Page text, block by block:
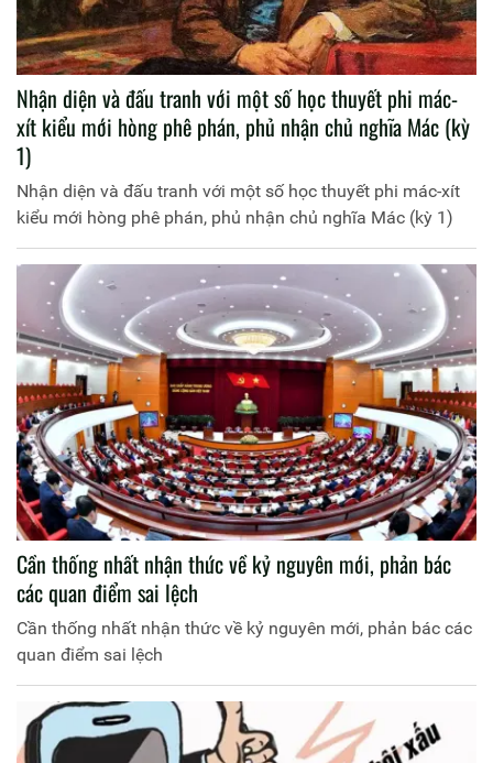
Nhận diện và đấu tranh với một số học thuyết phi mác-
xít kiểu mới hòng phê phán, phủ nhận chủ nghĩa Mác (kỳ
1)
Nhận diện và đấu tranh với một số học thuyết phi mác-xít
kiểu mới hòng phê phán, phủ nhận chủ nghĩa Mác (kỳ 1)
Cần thống nhất nhận thức về kỷ nguyên mới, phản bác
các quan điểm sai lệch
Cần thống nhất nhận thức về kỷ nguyên mới, phản bác các
quan điểm sai lệch